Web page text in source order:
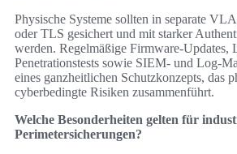
Physische Systeme sollten in separate
oder TLS gesichert und mit starker
werden. Regelmäßige Firmware-Updates,
Penetrationstests sowie SIEM- und Log-
eines ganzheitlichen Schutzkonzepts, das
cyberbedingte Risiken zusammenführt.
Welche Besonderheiten gelten für
Perimetersicherungen?